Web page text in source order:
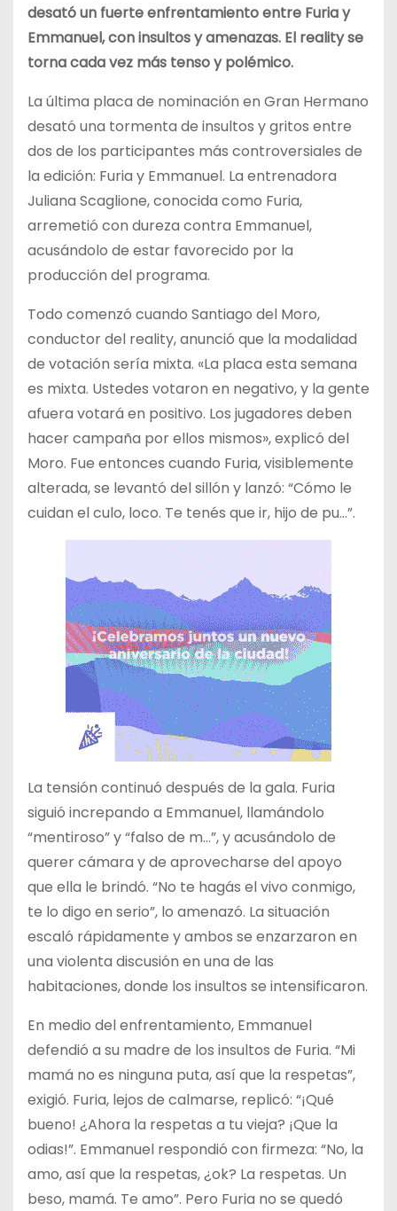
desató un fuerte enfrentamiento entre Furia y
Emmanuel, con insultos y amenazas. El reality se
torna cada vez más tenso y polémico.
La última placa de nominación en Gran Hermano
desató una tormenta de insultos y gritos entre
dos de los participantes más controversiales de
la edición: Furia y Emmanuel. La entrenadora
Juliana Scaglione, conocida como Furia,
arremetió con dureza contra Emmanuel,
acusándolo de estar favorecido por la
producción del programa.
Todo comenzó cuando Santiago del Moro,
conductor del reality, anunció que la modalidad
de votación sería mixta. «La placa esta semana
es mixta. Ustedes votaron en negativo, y la gente
afuera votará en positivo. Los jugadores deben
hacer campaña por ellos mismos», explicó del
Moro. Fue entonces cuando Furia, visiblemente
alterada, se levantó del sillón y lanzó: “Cómo le
cuidan el culo, loco. Te tenés que ir, hijo de pu…”.
La tensión continuó después de la gala. Furia
siguió increpando a Emmanuel, llamándolo
“mentiroso” y “falso de m…”, y acusándolo de
querer cámara y de aprovecharse del apoyo
que ella le brindó. “No te hagás el vivo conmigo,
te lo digo en serio”, lo amenazó. La situación
escaló rápidamente y ambos se enzarzaron en
una violenta discusión en una de las
habitaciones, donde los insultos se intensificaron.
En medio del enfrentamiento, Emmanuel
defendió a su madre de los insultos de Furia. “Mi
mamá no es ninguna puta, así que la respetas”,
exigió. Furia, lejos de calmarse, replicó: “¡Qué
bueno! ¿Ahora la respetas a tu vieja? ¡Que la
odias!”. Emmanuel respondió con firmeza: “No, la
amo, así que la respetas, ¿ok? La respetas. Un
beso, mamá. Te amo”. Pero Furia no se quedó